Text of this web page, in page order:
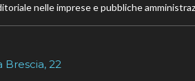
nelle imprese e pubbliche
Brescia, 22